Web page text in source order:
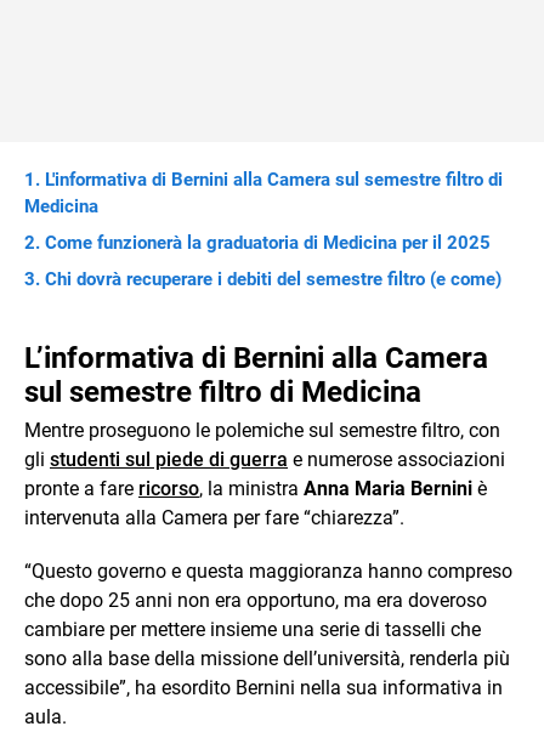
L'informativa di Bernini alla Camera sul semestre filtro di
Medicina
Come funzionerà la graduatoria di Medicina per il 2025
Chi dovrà recuperare i debiti del semestre filtro (e come)
L’informativa di Bernini alla Camera
sul semestre filtro di Medicina
Mentre proseguono le polemiche sul semestre filtro, con
gli studenti sul piede di guerra e numerose associazioni
pronte a fare ricorso, la ministra Anna Maria Bernini è
intervenuta alla Camera per fare “chiarezza”.
“Questo governo e questa maggioranza hanno compreso
che dopo 25 anni non era opportuno, ma era doveroso
cambiare per mettere insieme una serie di tasselli che
sono alla base della missione dell’università, renderla più
accessibile”, ha esordito Bernini nella sua informativa in
aula.